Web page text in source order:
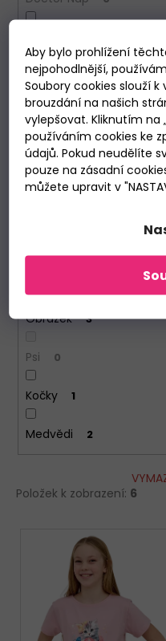
Aby bylo prohlížení
nejpohodlnější,
Soubory cookies slouží
brouzdání na našich
vylepšovat. Kliknutím na
používáním cookies ke
údajů. Pokud neudělíte
pouze na zásadní
můžete upravit v
Sensis 0
Vzor
Káro 0
Obrázek 3
Psi 0
Kočky 1
Medvědi 2
Položek k zobrazení: 6